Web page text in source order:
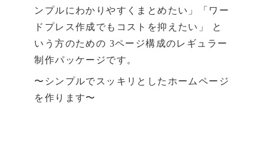
ンプルにわかりやすくまとめたい」「ワー
ドプレス作成でもコストを抑えたい」 と
いう方のための 3ページ構成のレギュラー
制作パッケージです。
〜シンプルでスッキリとしたホームページ
を作ります〜